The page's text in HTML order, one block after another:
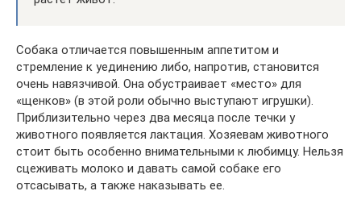
Собака отличается повышенным аппетитом и
стремление к уединению либо, напротив, становится
очень навязчивой. Она обустраивает «место» для
«щенков» (в этой роли обычно выступают игрушки).
Приблизительно через два месяца после течки у
животного появляется лактация. Хозяевам животного
стоит быть особенно внимательными к любимцу. Нельзя
сцеживать молоко и давать самой собаке его
отсасывать, а также наказывать ее.